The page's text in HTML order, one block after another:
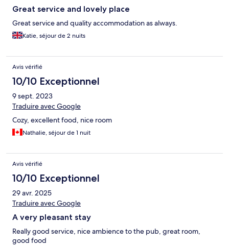
Great service and lovely place
Great service and quality accommodation as always.
Katie, séjour de 2 nuits
Avis vérifié
10/10 Exceptionnel
9 sept. 2023
Traduire avec Google
Cozy, excellent food, nice room
Nathalie, séjour de 1 nuit
Avis vérifié
10/10 Exceptionnel
29 avr. 2025
Traduire avec Google
A very pleasant stay
Really good service, nice ambience to the pub, great room,
good food